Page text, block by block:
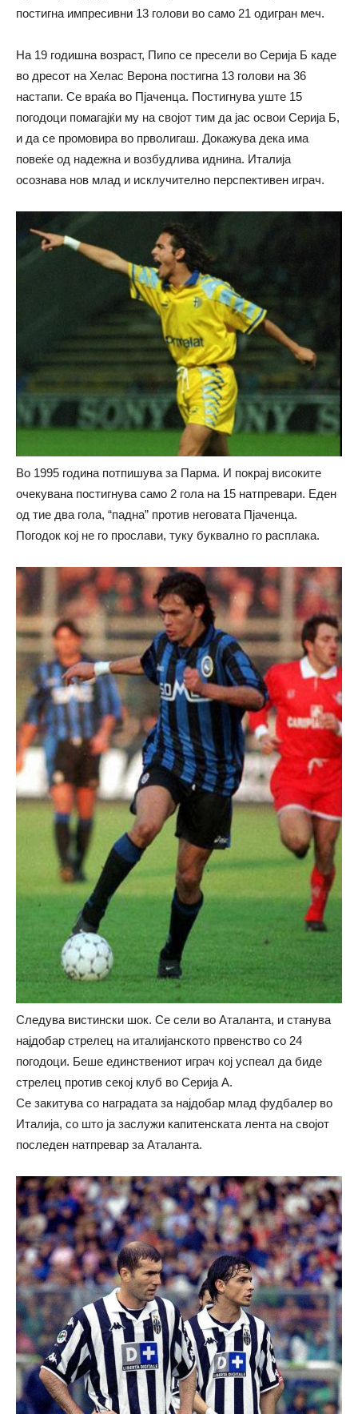
постигна импресивни 13 голови во само 21 одигран меч.
На 19 годишна возраст, Пипо се пресели во Серија Б каде
во дресот на Хелас Верона постигна 13 голови на 36
настапи. Се враќа во Пјаченца. Постигнува уште 15
погодоци помагајќи му на својот тим да јас освои Серија Б,
и да се промовира во прволигаш. Докажува дека има
повеќе од надежна и возбудлива иднина. Италија
осознава нов млад и исклучително перспективен играч.
Во 1995 година потпишува за Парма. И покрај високите
очекувана постигнува само 2 гола на 15 натпревари. Еден
од тие два гола, “падна” против неговата Пјаченца.
Погодок кој не го прослави, туку буквално го расплака.
Следува вистински шок. Се сели во Аталанта, и станува
најдобар стрелец на италијанското првенство со 24
погодоци. Беше единствениот играч кој успеал да биде
стрелец против секој клуб во Серија А.
Се закитува со наградата за најдобар млад фудбалер во
Италија, со што ја заслужи капитенската лента на својот
последен натпревар за Аталанта.